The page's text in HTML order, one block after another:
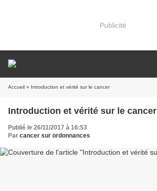
Publicité
Accueil » Introduction et vérité sur le cancer
Introduction et vérité sur le cancer
Publié le 26/11/2017 à 16:53
Par cancer sur ordonnances